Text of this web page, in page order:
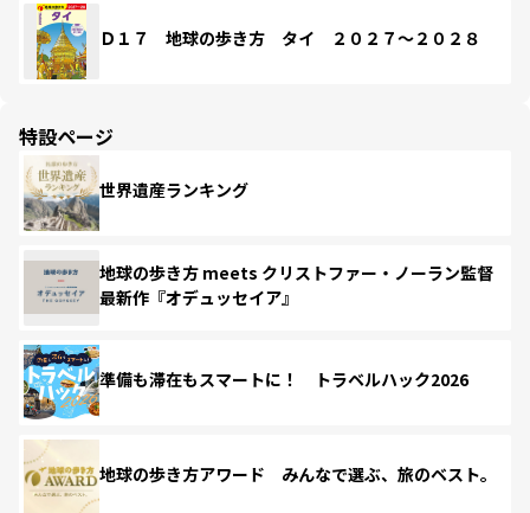
Ｄ１７ 地球の歩き方 タイ ２０２７～２０２８
特設ページ
世界遺産ランキング
地球の歩き方 meets クリストファー・ノーラン監督
最新作『オデュッセイア』
準備も滞在もスマートに！ トラベルハック2026
地球の歩き方アワード みんなで選ぶ、旅のベスト。